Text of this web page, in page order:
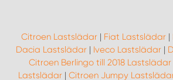
Citroen Lastslädar | Fiat Lastslädar |
Dacia Lastslädar | Iveco Lastslädar |
Citroen Berlingo till 2018 Lastslädar
Lastslädar | Citroen Jumpy
WORK SYSTEM TRESTAD